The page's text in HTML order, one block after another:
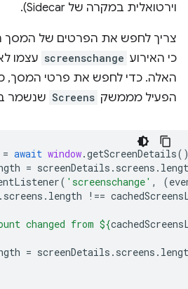
וירטואלית במקרה של Sidecar).
צריך לחפש את הפרטים של המסך
כי האירוע screenschange עצמו
האלה. כדי לחפש את פרטי המסך,
הפעיל מממשק Screens שנשמר
= await window.getScreenDetails
= screenDetails . screens .
( 'screenschange' , (
. screens . length !==
changed from ${
= screenDetails . screens .